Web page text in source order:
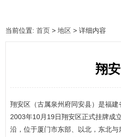
当前位置:首页 >地区 > 详细内容
翔安
翔安区（古属泉州府同安县）是福建
2003年10月19日翔安区正式挂牌成
沿，位于厦门市东部、以北，东北